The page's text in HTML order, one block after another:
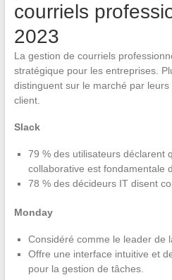
courriels
2023
La gestion de courriels
stratégique pour les entreprises.
distinguent sur le marché par
client.
Slack
79 % des utilisateurs déclarent
collaborative est fondamentale
78 % des décideurs IT disent
Monday
Considéré comme le leader de
Offre une interface intuitive et
pour la gestion de tâches.